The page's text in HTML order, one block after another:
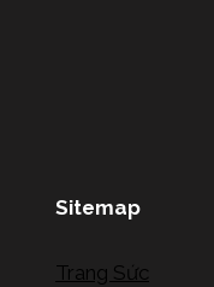
Sitemap
Trang Sức